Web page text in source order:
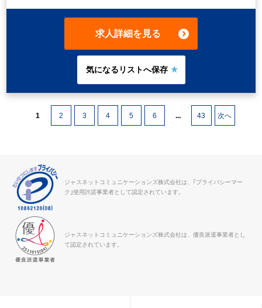
発生する想定です。 ・海外送金などで英語を目にする機会はあり
ますが、英語に抵抗がなければ問題ございません。
求人詳細を見る
1 2 3 4 5 6 ... 43 次へ
ジャスネットコミュニケーションズ株式会社は、｢プライバシーマー
ク｣使用許諾事業者として認定されています。
ジャスネットコミュニケーションズ株式会社は、優良派遣事業者とし
て認定されています。